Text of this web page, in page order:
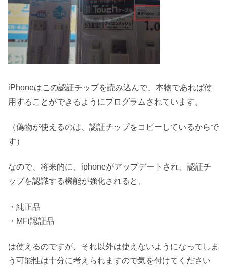
iPhoneはこの認証チップを読み込んで、本物であれば使
用することができるようにプログラムされています。
（偽物が使えるのは、認証チップをコピーしているからで
す）
なので、将来的に、iphoneがアップデートされ、認証チ
ップを認識する機能が強化されると、
・純正品
・MFi認証品
は使えるのですが、それ以外は使えないようになってしま
う可能性は十分に考えられますので気を付けてください